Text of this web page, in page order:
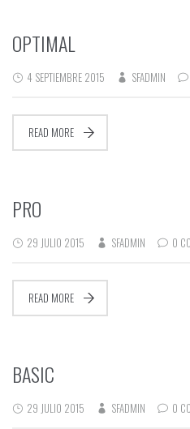
OPTIMAL
4 SEPTIEMBRE 2015 SFADMIN
READ MORE
PRO
29 JULIO 2015 SFADMIN 0
READ MORE
BASIC
29 JULIO 2015 SFADMIN 0